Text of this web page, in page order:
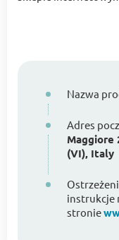
Nazwa
Adres
(VI), Italy
instrukcje
stronie